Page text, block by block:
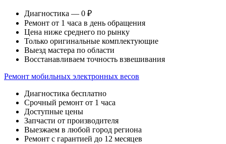
Диагностика — 0 ₽
Ремонт от 1 часа в день обращения
Цена ниже среднего по рынку
Только оригинальные комплектующие
Выезд мастера по области
Восстанавливаем точность взвешивания
Ремонт мобильных электронных весов
Диагностика бесплатно
Срочный ремонт от 1 часа
Доступные цены
Запчасти от производителя
Выезжаем в любой город региона
Ремонт с гарантией до 12 месяцев